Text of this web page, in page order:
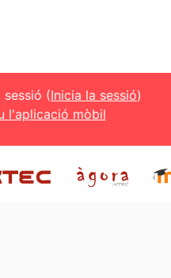
sessió (Inicia la sessió)
l'aplicació mòbil